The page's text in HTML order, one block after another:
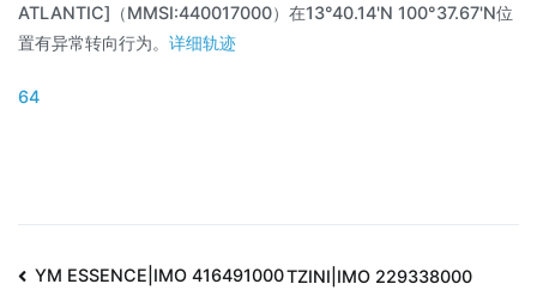
ATLANTIC]（MMSI:440017000）在13°40.14'N 100°37.67'N位
置有异常转向行为。 详细轨迹
64
YM ESSENCE|IMO 416491000TZINI|IMO 229338000